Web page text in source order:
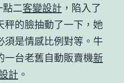
二客變設計 ，陷入了
秤的臉抽動了一下，她
須是情感比例對等。牛
一台老舊自動販賣機新
計 。